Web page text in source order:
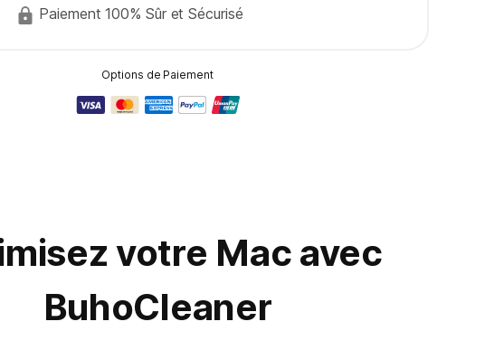
Paiement 100% Sûr et Sécurisé
Options de Paiement
votre Mac avec
BuhoCleaner